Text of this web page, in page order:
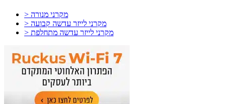
> מקרני מנורה
> מקרני לייזר עדשה קבועה
> מקרני לייזר עדשה מתחלפת